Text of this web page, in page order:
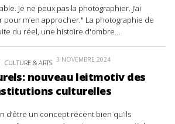
Je ne peux pas la photographier. J’ai
pour m’en approcher." La photographie de
du réel, une histoire d'ombre...
CULTURE & ARTS 3 NOVEMBRE 2024
nouveau leitmotiv des
culturelles
d’être un concept récent bien qu’ils